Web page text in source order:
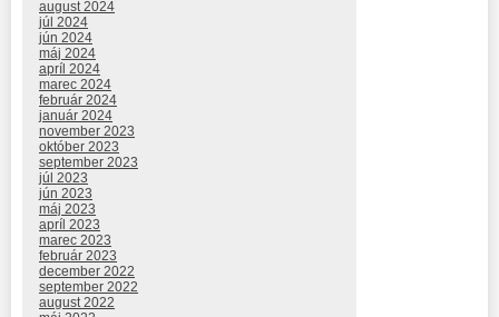
august 2024
júl 2024
jún 2024
máj 2024
apríl 2024
marec 2024
február 2024
január 2024
november 2023
október 2023
september 2023
júl 2023
jún 2023
máj 2023
apríl 2023
marec 2023
február 2023
december 2022
september 2022
august 2022